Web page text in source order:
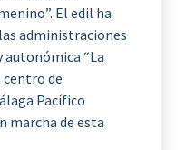
El edil ha
administraciones
“La
centro de
Pacífico
marcha de esta